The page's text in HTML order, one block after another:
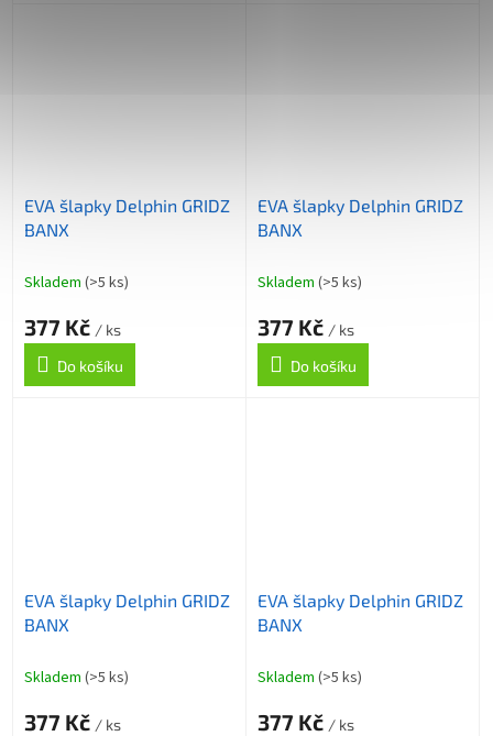
EVA šlapky Delphin GRIDZ
BANX
Skladem (>5 ks)
377 Kč / ks
Do košíku
EVA šlapky Delphin GRIDZ
BANX
Skladem (>5 ks)
377 Kč / ks
Do košíku
EVA šlapky Delphin GRIDZ
BANX
Skladem (>5 ks)
377 Kč / ks
EVA šlapky Delphin GRIDZ
BANX
Skladem (>5 ks)
377 Kč / ks